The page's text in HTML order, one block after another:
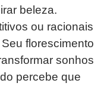
beleza.
ou racionais
florescimento
sonhos
percebe que